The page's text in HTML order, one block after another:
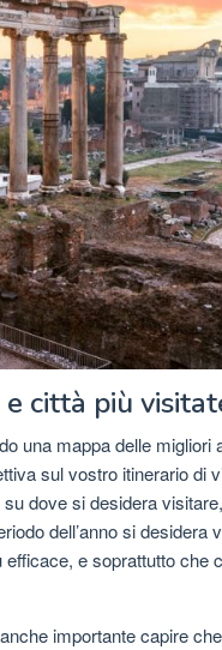
città più
una mappa delle migliori
sul vostro itinerario di
dove si desidera
dell’anno si desidera
efficace, e soprattutto che
importante capire